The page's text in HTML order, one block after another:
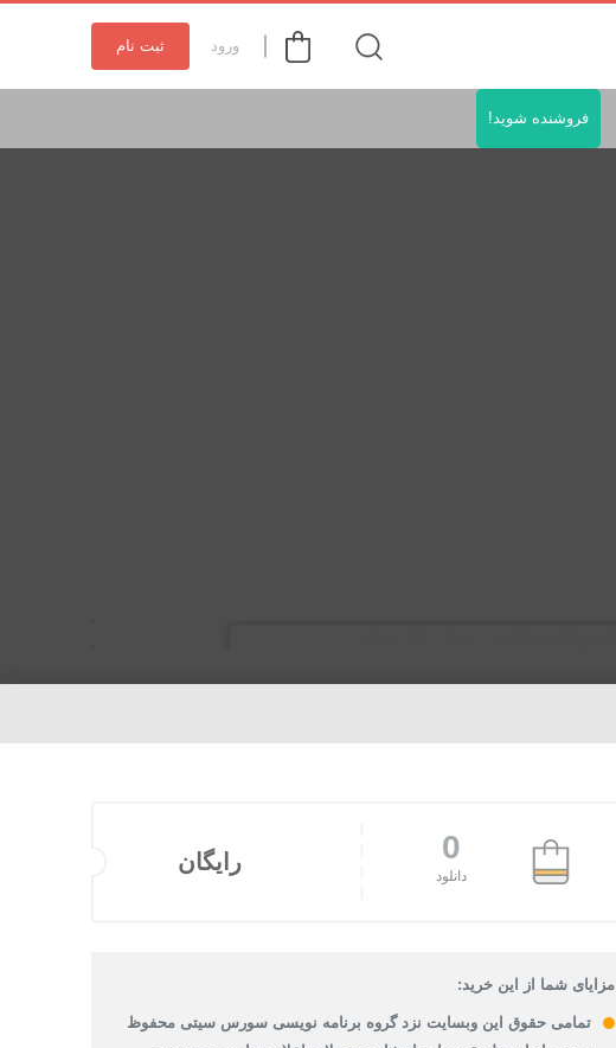
ورود ثبت نام
فروشنده شوید!
0
دانلود
رایگان
مزایای شما از این خرید:
تمامی حقوق این وبسایت نزد گروه برنامه نویسی سورس سیتی محفوظ